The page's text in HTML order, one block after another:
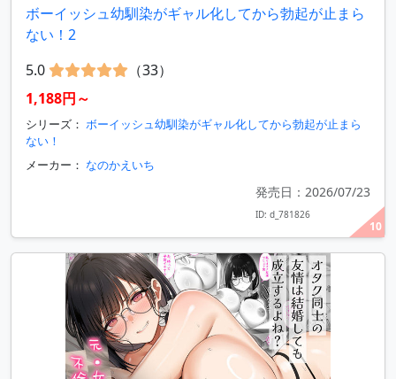
10
ボーイッシュ幼馴染がギャル化してから勃起が止まら
ない！2
5.0
（33）
1,188円～
シリーズ： ボーイッシュ幼馴染がギャル化してから勃起が止まら
ない！
メーカー： なのかえいち
発売日：2026/07/23
ID: d_781826